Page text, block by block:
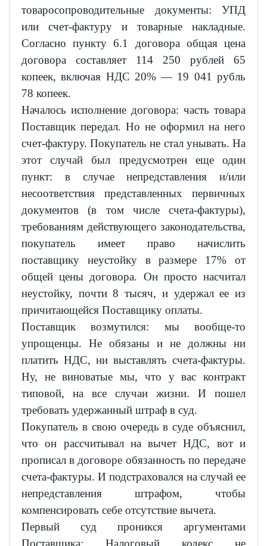
товаросопроводительные документы: УПД
или счет-фактуру и товарные накладные.
Согласно пункту 6.1 договора общая цена
договора составляет 114 250 рублей 65
копеек, включая НДС 20% — 19 041 рубль
78 копеек.
Началось исполнение договора: часть товара
Поставщик передал. Но не оформил на него
счет-фактуру. Покупатель не стал унывать. На
этот случай был предусмотрен еще один
пункт: в случае непредставления и/или
несоответствия представленных первичных
документов (в том числе счета-фактуры),
требованиям действующего законодательства,
покупатель имеет право начислить
поставщику неустойку в размере 17% от
общей цены договора. Он просто насчитал
неустойку, почти 8 тысяч, и удержал ее из
причитающейся Поставщику оплаты.
Поставщик возмутился: мы вообще-то
упрощенцы. Не обязаны и не должны ни
платить НДС, ни выставлять счета-фактуры.
Ну, не виноватые мы, что у вас контракт
типовой, на все случаи жизни. И пошел
требовать удержанный штраф в суд.
Покупатель в свою очередь в суде объяснил,
что он рассчитывал на вычет НДС, вот и
прописал в договоре обязанность по передаче
счета-фактуры. И подстраховался на случай ее
непредставления штрафом, чтобы
компенсировать себе отсутствие вычета.
Первый суд проникся аргументами
Поставщика: Налоговый кодекс не